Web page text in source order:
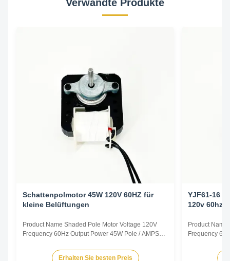
Verwandte Produkte
Schattenpolmotor 45W 120V 60HZ für
kleine Belüftungen
Product Name Shaded Pole Motor Voltage 120V
Frequency 60Hz Output Power 45W Pole / AMPS
Class B Power Factor / Other protection
Erhalten Sie besten Preis
YJF61-16
120v 60hz
Product
Frequency
Class B